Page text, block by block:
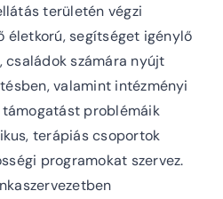
területén végzi
életkorú, segítséget igénylő
családok számára nyújt
valamint intézményi
problémáik
terápiás csoportok
programokat szervez.